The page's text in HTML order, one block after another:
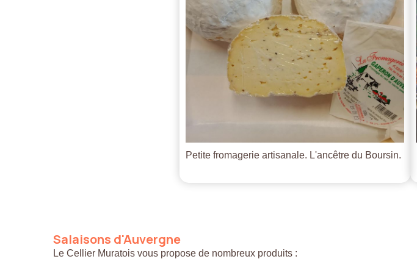
Petite fromagerie artisanale. L'ancêtre du Boursin.
Salaisons d'Auvergne
Le Cellier Muratois vous propose de nombreux produits :